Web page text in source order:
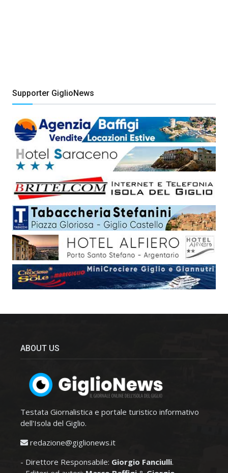
Supporter GiglioNews
ABOUT US
Testata Giornalistica e portale turistico informativo
dell'Isola del Giglio.
redazione@giglionews.it
- Direttore Responsabile: Giorgio Fanciulli.